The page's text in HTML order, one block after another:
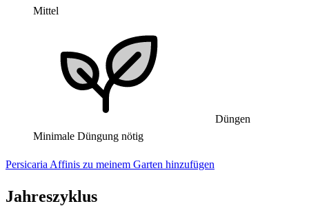
Mittel
Düngen
Minimale Düngung nötig
Persicaria Affinis zu meinem Garten hinzufügen
Jahreszyklus